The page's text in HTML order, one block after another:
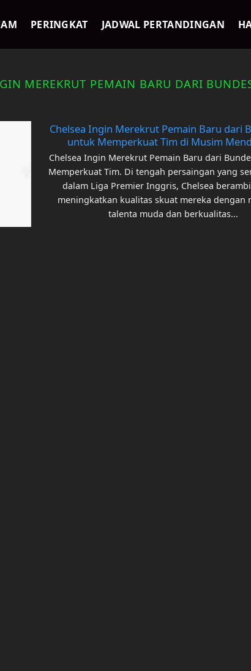
PERINGKAT JADWAL PERTANDINGAN
MEREKRUT PEMAIN BARU DARI
Chelsea Ingin Merekrut Pemain Baru dari
untuk Memperkuat Tim di Musim
Chelsea Ingin Merekrut Pemain Baru dari
Memperkuat Tim. Di tengah persaingan yang
dalam Liga Premier Inggris, Chelsea
meningkatkan kualitas skuat mereka dengan
talenta muda dan berkualitas...